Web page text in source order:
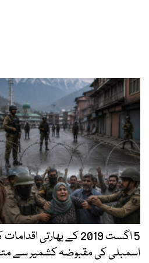
5 اگست 2019 کے بھارتی
اسمبلی کی مقبوضہ کشمیر سے